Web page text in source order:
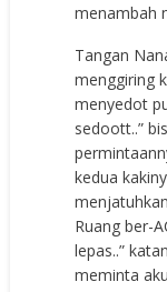
menambah
Tangan
menggiring
menyedot
sedoott..”
kedua
Ruang ber-
lepas..”
meminta